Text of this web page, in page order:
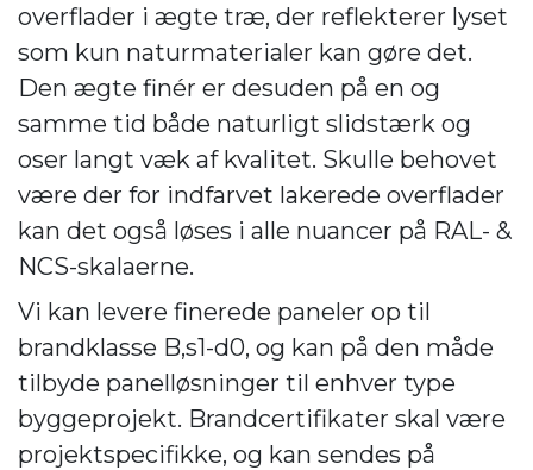
overflader i ægte træ, der reflekterer lyset
som kun naturmaterialer kan gøre det.
Den ægte finér er desuden på en og
samme tid både naturligt slidstærk og
oser langt væk af kvalitet. Skulle behovet
være der for indfarvet lakerede overflader
kan det også løses i alle nuancer på RAL- &
NCS-skalaerne.
Vi kan levere finerede paneler op til
brandklasse B,s1-d0, og kan på den måde
tilbyde panelløsninger til enhver type
byggeprojekt. Brandcertifikater skal være
projektspecifikke, og kan sendes på